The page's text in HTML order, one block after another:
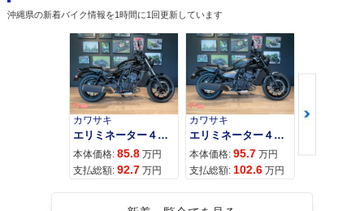
沖縄県の新着バイク情報を1時間に1回更新しています
カワサキ
エリミネーター４００
本体価格: 85.8 万円
支払総額: 92.7 万円
カワサキ
エリミネーター４００ＳＥ
本体価格: 95.7 万円
支払総額: 102.6 万円
カワサキ
本体価格: